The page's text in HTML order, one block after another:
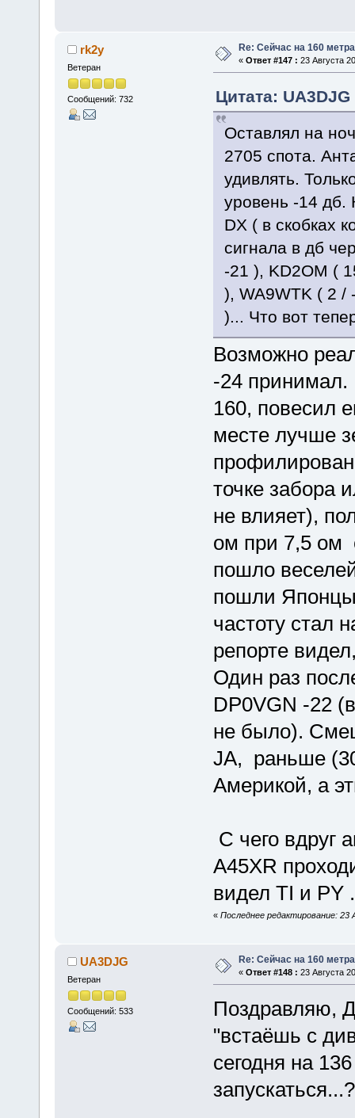
rk2y
Ветеран
Сообщений: 732
Re: Сейчас на 160
« Ответ #147 : 23 Августа
Цитата:
Оставлял на
2705 спота.
удивлять.
уровень -14 дб.
DX ( в скобках
сигнала в дб
-21 ), KD2OM (
), WA9WTK ( 2 /
)... Что вот
Возможно
-24 принимал.
160, повесил
месте лучше
точке забора
не влияет),
ом при 7,5 ом
пошло
пошли
частоту стал
репорте
Один раз
DP0VGN -22
не было).
JA, раньше
Америкой, а
С чего вдруг
A45XR
видел TI и PY
« Последнее редактирование:
UA3DJG
Ветеран
Сообщений: 533
Re: Сейчас на 160
« Ответ #148 : 23 Августа
Поздравляю,
"встаёшь с
сегодня на
запускаться...?